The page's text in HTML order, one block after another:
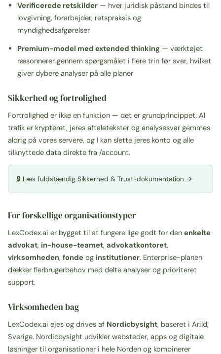
Verificerede retskilder — hver juridisk påstand bindes til
lovgivning, forarbejder, retspraksis og
myndighedsafgørelser
Premium-model med extended thinking — værktøjet
ræsonnerer gennem spørgsmålet i flere trin før svar, hvilket
giver dybere analyser på alle planer
Sikkerhed og fortrolighed
Fortrolighed er ikke en funktion — det er grundprincippet. Al
trafik er krypteret, jeres aftaletekster og analysesvar gemmes
aldrig på vores servere, og I kan slette jeres konto og alle
tilknyttede data direkte fra /account.
🔒 Læs fuldstændig Sikkerhed & Trust-dokumentation →
For forskellige organisationstyper
LexCodex.ai er bygget til at fungere lige godt for den enkelte
advokat, in-house-teamet, advokatkontoret,
virksomheden, fonde og institutioner. Enterprise-planen
dækker flerbrugerbehov med delte analyser og prioriteret
support.
Virksomheden bag
LexCodex.ai ejes og drives af Nordicbysight, baseret i Arild,
Sverige. Nordicbysight udvikler websteder, apps og digitale
løsninger til organisationer i hele Norden og kombinerer